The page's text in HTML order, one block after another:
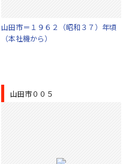
山田市＝１９６２（昭和３７）年頃
（本社機から）
山田市００５